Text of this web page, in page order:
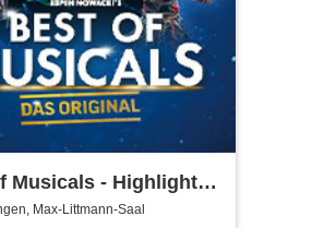
Musicals - Highlights
20 Musicals
Max-Littmann-Saal